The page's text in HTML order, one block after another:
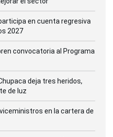
en cuenta regresiva
2027
convocatoria al Programa
deja tres heridos,
de luz
en la cartera de